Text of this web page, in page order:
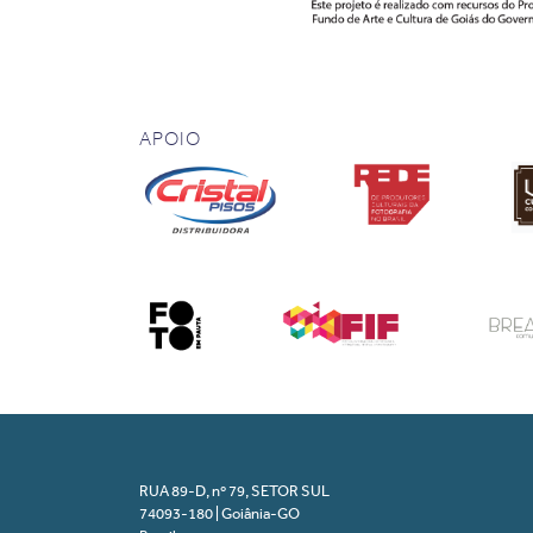
APOIO
RUA 89-D, nº 79, SETOR SUL
74093-180 | Goiânia-GO